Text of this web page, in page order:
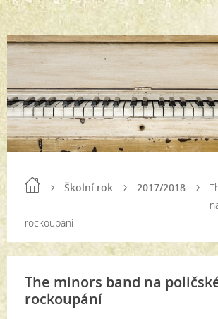
Školní rok 2017/2018
rockoupání
The minors band na
rockoupání